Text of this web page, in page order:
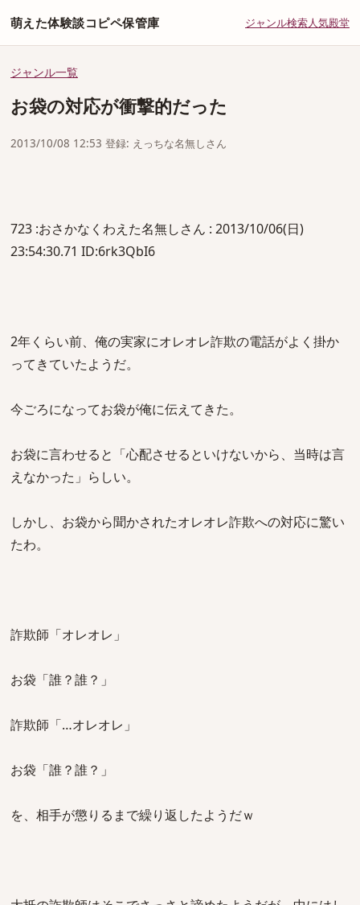
萌えた体験談コピペ保管庫 ジャンル検索人気殿堂
ジャンル一覧
お袋の対応が衝撃的だった
2013/10/08 12:53 登録: えっちな名無しさん
723 :おさかなくわえた名無しさん : 2013/10/06(日)
23:54:30.71 ID:6rk3QbI6
2年くらい前、俺の実家にオレオレ詐欺の電話がよく掛か
ってきていたようだ。
今ごろになってお袋が俺に伝えてきた。
お袋に言わせると「心配させるといけないから、当時は言
えなかった」らしい。
しかし、お袋から聞かされたオレオレ詐欺への対応に驚い
たわ。
詐欺師「オレオレ」
お袋「誰？誰？」
詐欺師「…オレオレ」
お袋「誰？誰？」
を、相手が懲りるまで繰り返したようだｗ